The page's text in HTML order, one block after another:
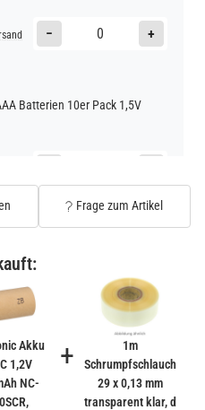
− +
Batterien 10er Pack 1,5V
+
Handventilator 4000mAh
Frage zum Artikel
Akku
1,2V
NC-
+
1m
Schrumpfschlauch
29 x 0,13 mm
transparent klar, d